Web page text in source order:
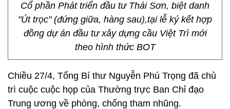
Cổ phần Phát triển đầu tư Thái Sơn, biệt danh
"Út trọc" (đứng giữa, hàng sau),tại lễ ký kết hợp
đồng dự án đầu tư xây dựng cầu Việt Trì mới
theo hình thức BOT
Chiều 27/4, Tổng Bí thư Nguyễn Phú Trọng đã chủ
trì cuộc cuộc họp của Thường trực Ban Chỉ đạo
Trung ương về phòng, chống tham nhũng.